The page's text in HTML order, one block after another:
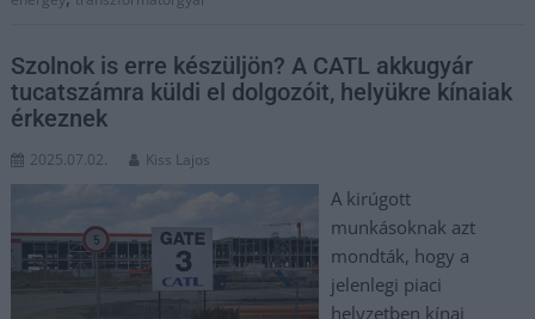
Szolnok is erre készüljön? A CATL akkugyár
tucatszámra küldi el dolgozóit, helyükre kínaiak
érkeznek
2025.07.02. Kiss Lajos
A kirúgott
munkásoknak azt
mondták, hogy a
jelenlegi piaci
helyzetben kínai